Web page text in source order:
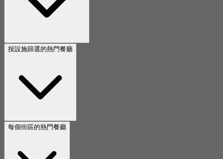
按設施篩選的熱門餐廳
每個街區的熱門餐廳